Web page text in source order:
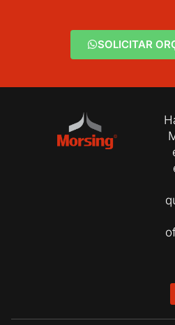
SOLICITAR